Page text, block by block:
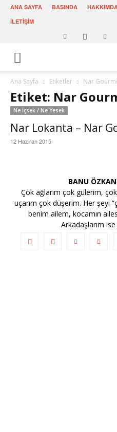
ANA SAYFA BASINDA
İLETİŞİM
Ana Sayfa Etiketler Nar
Etiket: Nar
Ne İçsek / Ne Yesek
Nar Lokanta – Nar
12 Haziran 2015
BANU
Çok ağlarım çok gülerim,
uçarım çok düşerim. Her şeyi
benim ailem, kocamın
Arkadaşlarım